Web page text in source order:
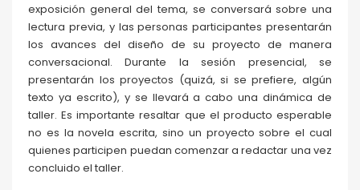
exposición general del tema, se conversará sobre una
lectura previa, y las personas participantes presentarán
los avances del diseño de su proyecto de manera
conversacional. Durante la sesión presencial, se
presentarán los proyectos (quizá, si se prefiere, algún
texto ya escrito), y se llevará a cabo una dinámica de
taller. Es importante resaltar que el producto esperable
no es la novela escrita, sino un proyecto sobre el cual
quienes participen puedan comenzar a redactar una vez
concluido el taller.